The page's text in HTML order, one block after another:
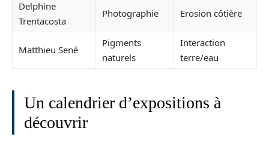
Delphine
Trentacosta
Photographie Erosion côtière
Matthieu Sené
Pigments
naturels
Interaction
terre/eau
Un calendrier d’expositions à
découvrir